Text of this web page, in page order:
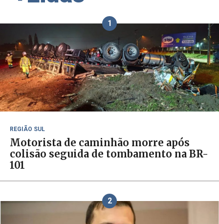
1
REGIÃO SUL
Motorista de caminhão morre após
colisão seguida de tombamento na BR-
101
2